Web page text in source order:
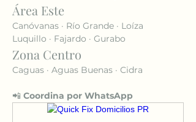
Área Este
Canóvanas · Río Grande · Loíza
Luquillo · Fajardo · Gurabo
Zona Centro
Caguas · Aguas Buenas · Cidra
📲 Coordina por WhatsApp